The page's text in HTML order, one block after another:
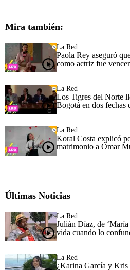
Mira también:
La Red
Paola Rey aseguró
como actriz fue
La Red
Los Tigres del Norte
Bogotá en dos fechas
La Red
Koral Costa explicó
matrimonio a Ómar
Últimas Noticias
La Red
Julián Díaz, de
vida cuando lo
La Red
¿Karina García y Kris